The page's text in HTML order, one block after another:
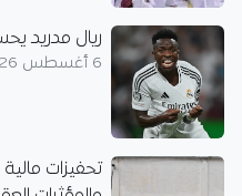
ريال مدريد
6 أغسطس 2026
تحفيزات